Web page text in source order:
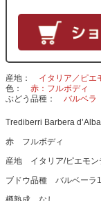
産地
イタリア／ピエ
色
赤：フルボディ
ぶどう品種
バルベラ
Trediberri Barbera d’Alba
赤 フルボディ
産地 イタリア/ピエモン
ブドウ品種 バルベーラ